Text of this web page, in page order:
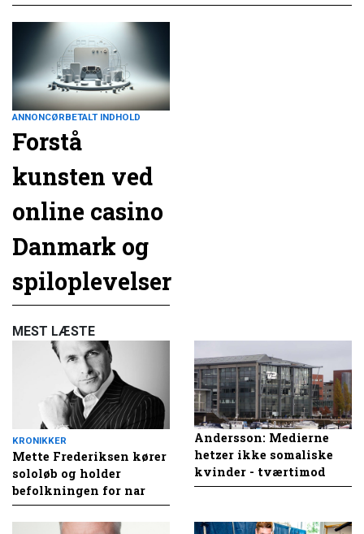
ANNONCØRBETALT INDHOLD
Forstå
kunsten ved
online casino
Danmark og
spiloplevelser
MEST LÆSTE
KRONIKKER
Mette Frederiksen kører
sololøb og holder
befolkningen for nar
Andersson: Medierne
hetzer ikke somaliske
kvinder - tværtimod